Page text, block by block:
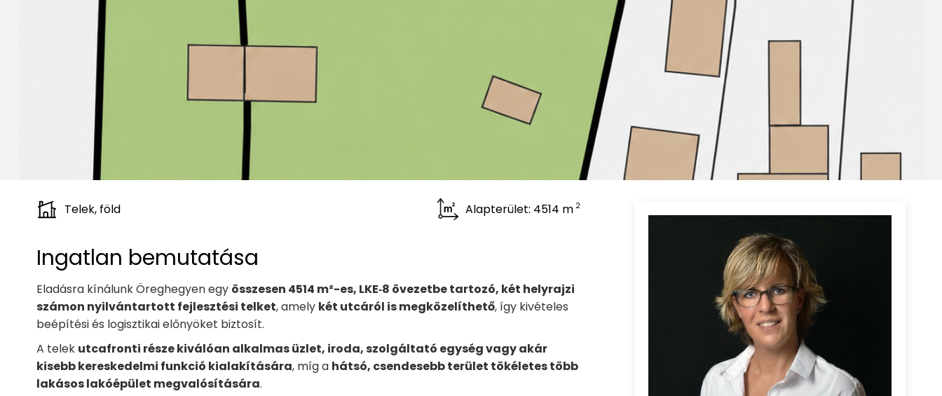
Telek, föld Alapterület: 4514 m 2
Ingatlan bemutatása
Eladásra kínálunk Öreghegyen egy összesen 4514 m²-es, LKE‑8 övezetbe tartozó, két helyrajzi
számon nyilvántartott fejlesztési telket, amely két utcáról is megközelíthető, így kivételes
beépítési és logisztikai előnyöket biztosít.
A telek utcafronti része kiválóan alkalmas üzlet, iroda, szolgáltató egység vagy akár
kisebb kereskedelmi funkció kialakítására, míg a hátsó, csendesebb terület tökéletes több
lakásos lakóépület megvalósítására.